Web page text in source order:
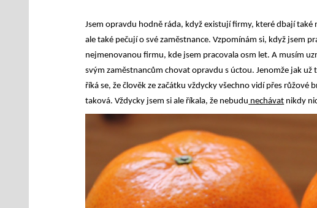
Jsem opravdu hodně ráda, když existují firmy, které dbají
ale také pečují o své zaměstnance. Vzpomínám si, když jsem
nejmenovanou firmu, kde jsem pracovala osm let. A musím
svým zaměstnancům chovat opravdu s úctou. Jenomže jak
říká se, že člověk ze začátku vždycky všechno vidí přes
taková. Vždycky jsem si ale říkala, že nebudu nechávat nikdy